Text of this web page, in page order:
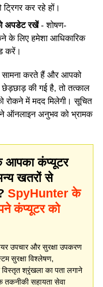
कर रहे हों।
अपडेट रखें- शोषण-
के लिए हमेशा आधिकारिक
करें।
करते हैं और आपको
की गई है, तो तत्काल
रोकने में मदद मिलेगी। सूचित
ऑनलाइन अनुभव को भ्रामक
आपका कंप्यूटर
खतरों से
SpyHunter के
कंप्यूटर को
उपचार और सुरक्षा उपकरण
सुरक्षा विश्लेषण,
श्रृंखला का पता लगाने
सहायता सेवा